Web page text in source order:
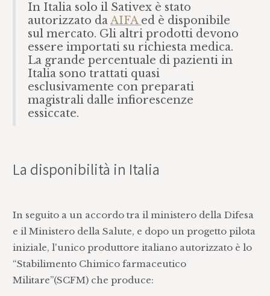
In Italia solo il Sativex è stato
autorizzato daAIFA ed è disponibile
sul mercato. Gli altri prodotti devono
essere importati su richiesta medica.
La grande percentuale di pazienti in
Italia sono trattati quasi
esclusivamente con preparati
magistrali dalle infiorescenze
essiccate.
La disponibilità in Italia
In seguito a un accordo tra il ministero della Difesa
e il Ministero della Salute, e dopo un progetto pilota
iniziale, l'unico produttore italiano autorizzato è lo
“Stabilimento Chimico farmaceutico
Militare”(SCFM) che produce: